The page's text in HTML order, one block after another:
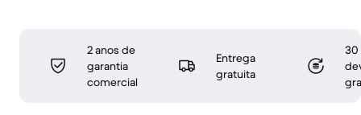
2 anos de
garantia
comercial
Entrega
gratuita
30